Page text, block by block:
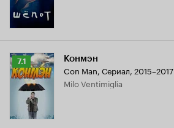
Рейтинг
Кинопоиска
7.1
7.1 Конмэн
Con Man, Сериал, 2015–2017
Milo Ventimiglia